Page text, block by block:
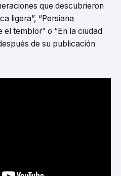
que descubrieron
ligera”, “Persiana
el temblor” o “En la ciudad
de su publicación